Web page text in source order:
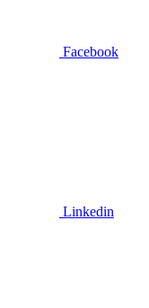
Facebook
Linkedin